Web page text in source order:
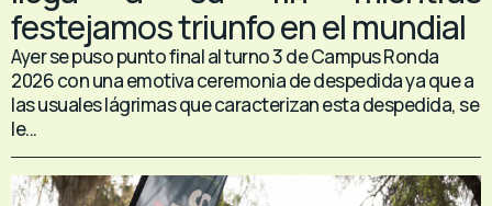
festejamos triunfo en el mundial
Ayer se puso punto final al turno 3 de Campus Ronda
2026 con una emotiva ceremonia de despedida ya que a
las usuales lágrimas que caracterizan esta despedida, se
le...